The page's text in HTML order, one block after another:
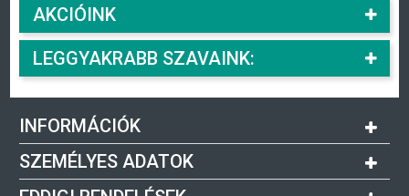
AKCIÓINK
LEGGYAKRABB SZAVAINK:
INFORMÁCIÓK
SZEMÉLYES ADATOK